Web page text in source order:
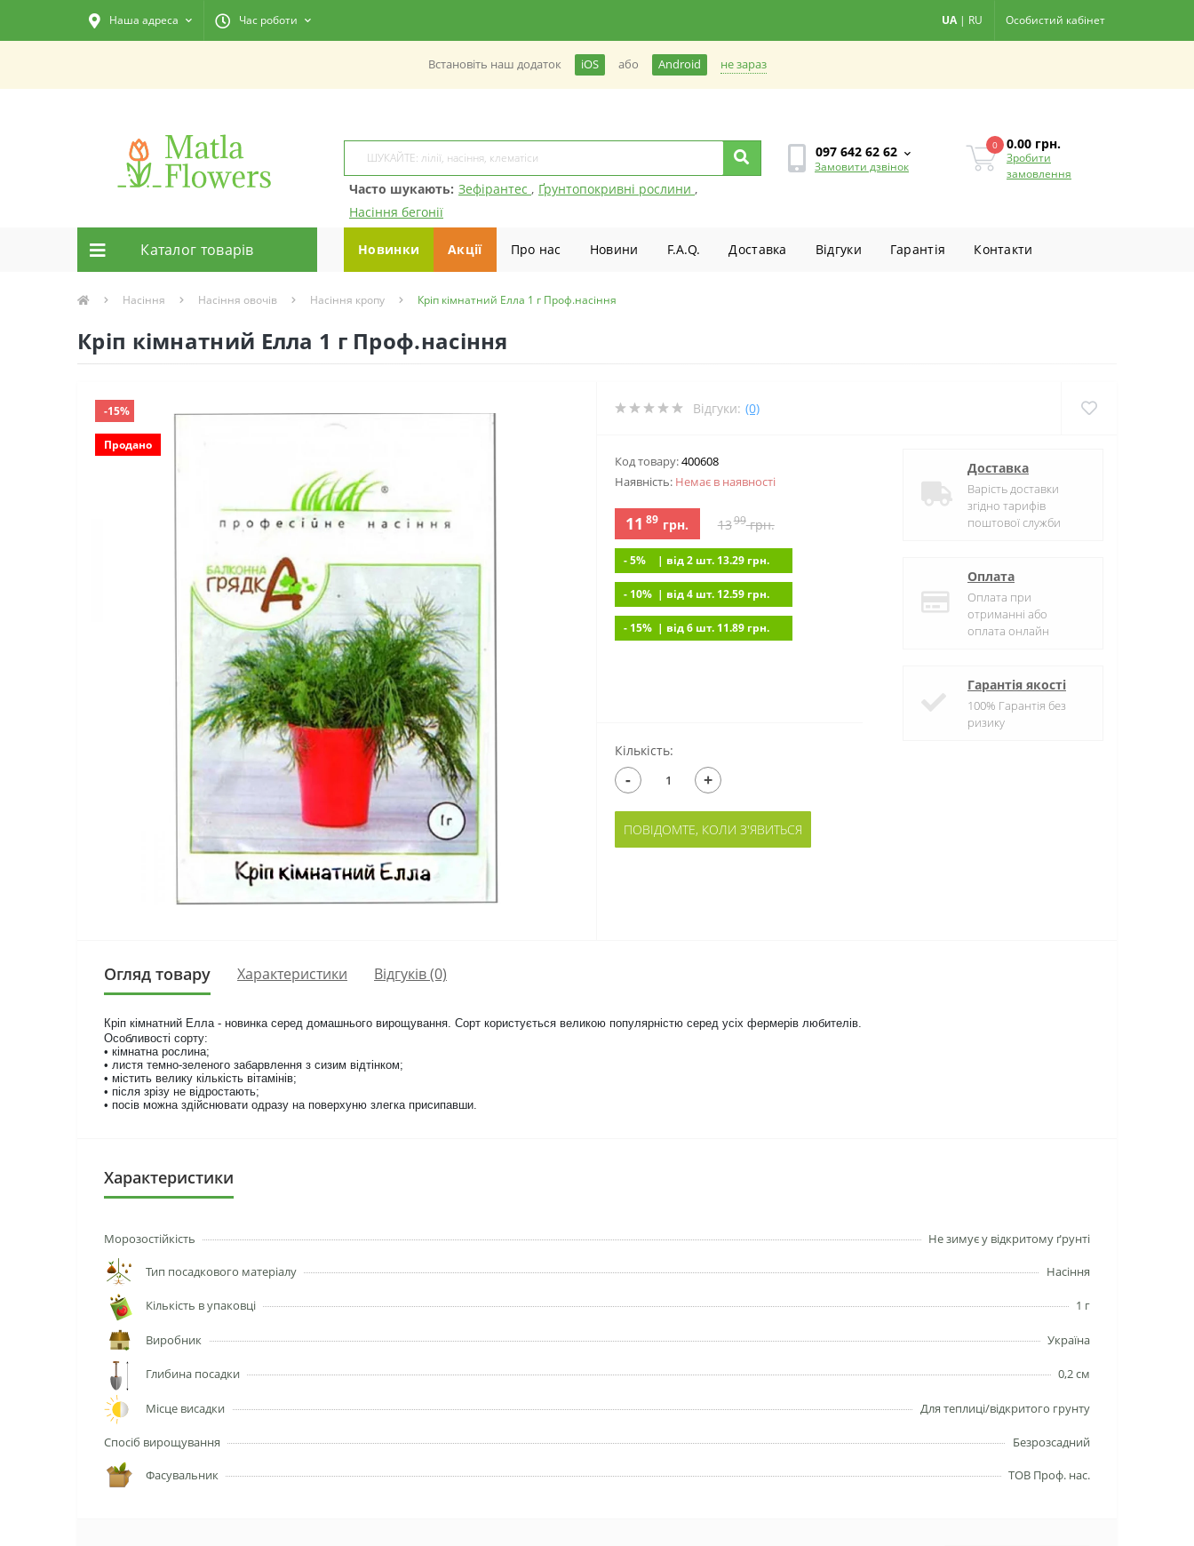
Наша адреса Час роботи UA | RU Особистий кабінет
Встановiть наш додаток iOS або Android не зараз
Часто шукають: Зефірантес , Ґрунтопокривні рослини ,
Насіння бегонії
097 642 62 62
Замовити дзвінок
0 0.00 грн.
Зробити
замовлення
Каталог товарiв Новинки Акції Про нас Новини F.A.Q. Доставка Вiдгуки Гарантiя Контакти
Насіння Насіння овочів Насіння кропу Кріп кімнатний Елла 1 г Проф.насіння
Кріп кімнатний Елла 1 г Проф.насіння
-15%
Продано
Відгуки: (0)
Код товару:400608
Наявність: Немає в наявностi
11 89 грн. 1399грн.
- 5% | вiд 2 шт. 13.29 грн.
- 10% | вiд 4 шт. 12.59 грн.
- 15% | вiд 6 шт. 11.89 грн.
Доставка
Варість доставки
згідно тарифів
поштової служби
Оплата
Оплата при
отриманні або
оплата онлайн
Гарантія якості
100% Гарантія без
ризику
Кількість:
- +
ПОВІДОМТЕ, КОЛИ З'ЯВИТЬСЯ
Огляд товару Характеристики Відгуків (0)
Кріп кімнатний Елла - новинка серед домашнього вирощування. Сорт користується великою популярністю серед усіх фермерів любителів.
Особливості сорту:
• кімнатна рослина;
• листя темно-зеленого забарвлення з сизим відтінком;
• містить велику кількість вітамінів;
• після зрізу не відростають;
• посів можна здійснювати одразу на поверхуню злегка присипавши.
Характеристики
Морозостійкість Не зимує у відкритому ґрунті
Тип посадкового матеріалу Насіння
Кількість в упаковці 1 г
Виробник Україна
Глибина посадки 0,2 см
Місце висадки Для теплиці/відкритого грунту
Спосіб вирощування Безрозсадний
Фасувальник ТОВ Проф. нас.